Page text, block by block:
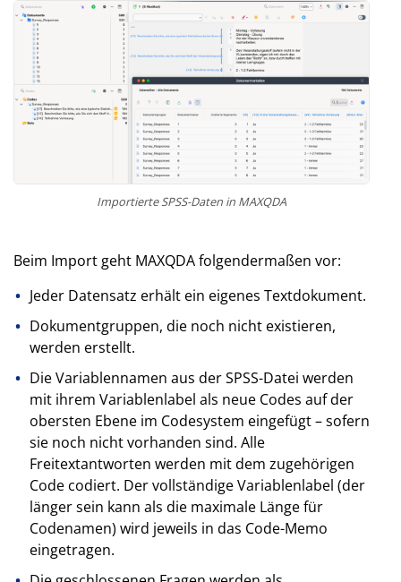
Importierte SPSS-Daten in MAXQDA
Beim Import geht MAXQDA folgendermaßen vor:
Jeder Datensatz erhält ein eigenes Textdokument.
Dokumentgruppen, die noch nicht existieren,
werden erstellt.
Die Variablennamen aus der SPSS-Datei werden
mit ihrem Variablenlabel als neue Codes auf der
obersten Ebene im Codesystem eingefügt – sofern
sie noch nicht vorhanden sind. Alle
Freitextantworten werden mit dem zugehörigen
Code codiert. Der vollständige Variablenlabel (der
länger sein kann als die maximale Länge für
Codenamen) wird jeweils in das Code-Memo
eingetragen.